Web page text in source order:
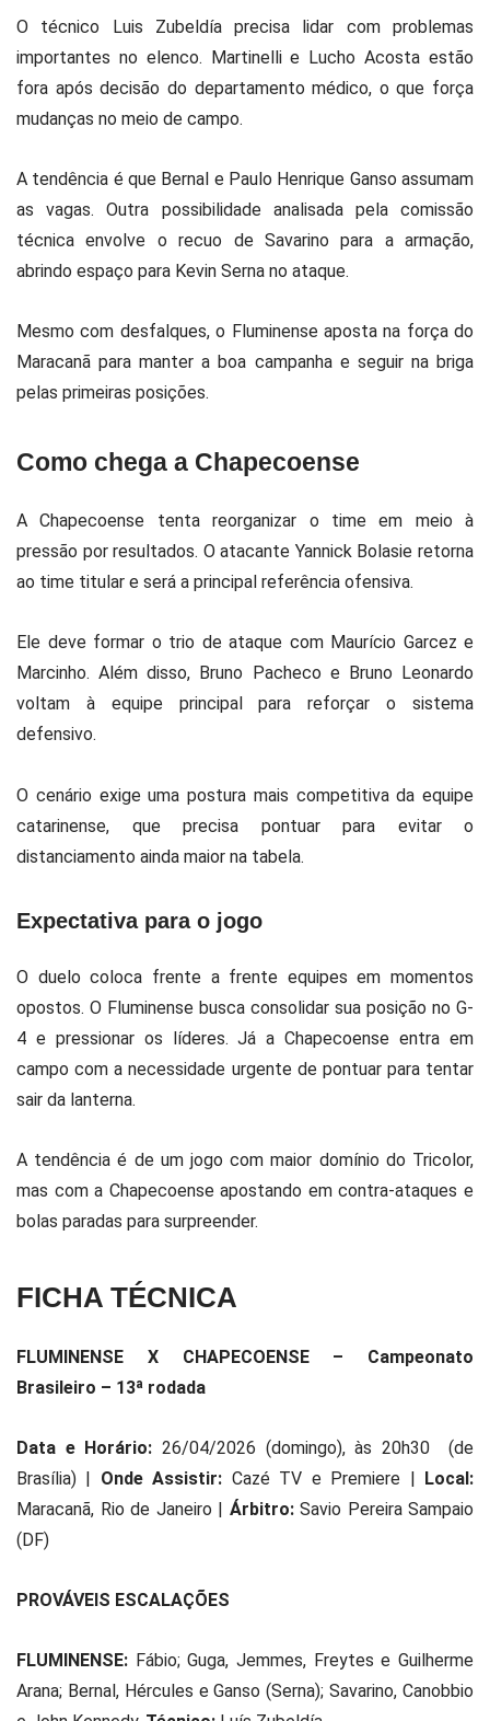
O técnico Luis Zubeldía precisa lidar com problemas
importantes no elenco. Martinelli e Lucho Acosta estão
fora após decisão do departamento médico, o que força
mudanças no meio de campo.
A tendência é que Bernal e Paulo Henrique Ganso assumam
as vagas. Outra possibilidade analisada pela comissão
técnica envolve o recuo de Savarino para a armação,
abrindo espaço para Kevin Serna no ataque.
Mesmo com desfalques, o Fluminense aposta na força do
Maracanã para manter a boa campanha e seguir na briga
pelas primeiras posições.
Como chega a Chapecoense
A Chapecoense tenta reorganizar o time em meio à
pressão por resultados. O atacante Yannick Bolasie retorna
ao time titular e será a principal referência ofensiva.
Ele deve formar o trio de ataque com Maurício Garcez e
Marcinho. Além disso, Bruno Pacheco e Bruno Leonardo
voltam à equipe principal para reforçar o sistema
defensivo.
O cenário exige uma postura mais competitiva da equipe
catarinense, que precisa pontuar para evitar o
distanciamento ainda maior na tabela.
Expectativa para o jogo
O duelo coloca frente a frente equipes em momentos
opostos. O Fluminense busca consolidar sua posição no G-
4 e pressionar os líderes. Já a Chapecoense entra em
campo com a necessidade urgente de pontuar para tentar
sair da lanterna.
A tendência é de um jogo com maior domínio do Tricolor,
mas com a Chapecoense apostando em contra-ataques e
bolas paradas para surpreender.
FICHA TÉCNICA
FLUMINENSE X CHAPECOENSE – Campeonato
Brasileiro – 13ª rodada
Data e Horário: 26/04/2026 (domingo), às 20h30 (de
Brasília) | Onde Assistir: Cazé TV e Premiere | Local:
Maracanã, Rio de Janeiro | Árbitro:Savio Pereira Sampaio
(DF)
PROVÁVEIS ESCALAÇÕES
FLUMINENSE: Fábio; Guga, Jemmes, Freytes e Guilherme
Arana; Bernal, Hércules e Ganso (Serna); Savarino, Canobbio